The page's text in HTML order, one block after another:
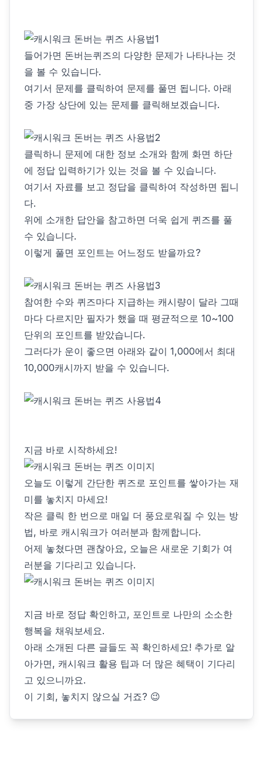
들어가면 돈버는퀴즈의 다양한 문제가 나타나는 것
을 볼 수 있습니다.
여기서 문제를 클릭하여 문제를 풀면 됩니다. 아래
중 가장 상단에 있는 문제를 클릭해보겠습니다.
클릭하니 문제에 대한 정보 소개와 함께 화면 하단
에 정답 입력하기가 있는 것을 볼 수 있습니다.
여기서 자료를 보고 정답을 클릭하여 작성하면 됩니
다.
위에 소개한 답안을 참고하면 더욱 쉽게 퀴즈를 풀
수 있습니다.
이렇게 풀면 포인트는 어느정도 받을까요?
참여한 수와 퀴즈마다 지급하는 캐시량이 달라 그때
마다 다르지만 필자가 했을 때 평균적으로 10~100
단위의 포인트를 받았습니다.
그러다가 운이 좋으면 아래와 같이 1,000에서 최대
10,000캐시까지 받을 수 있습니다.
지금 바로 시작하세요!
오늘도 이렇게 간단한 퀴즈로 포인트를 쌓아가는 재
미를 놓치지 마세요!
작은 클릭 한 번으로 매일 더 풍요로워질 수 있는 방
법, 바로 캐시워크가 여러분과 함께합니다.
어제 놓쳤다면 괜찮아요, 오늘은 새로운 기회가 여
러분을 기다리고 있습니다.
지금 바로 정답 확인하고, 포인트로 나만의 소소한
행복을 채워보세요.
아래 소개된 다른 글들도 꼭 확인하세요! 추가로 알
아가면, 캐시워크 활용 팁과 더 많은 혜택이 기다리
고 있으니까요.
이 기회, 놓치지 않으실 거죠? 😉